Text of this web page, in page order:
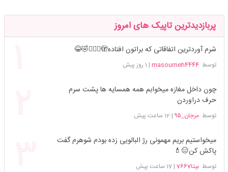
پربازدیدترین تاپیک های امروز
شرم آوردترین اتفاقاتی که براتون افتاده🫣🤦🏻‍♀️🤣😂
توسطmasoumeh4444
| 1 روز پیش
چون داخل مغازه میخوابم همه همسایه ها پشت سرم
حرف دراوردن
توسطمرجان_۹۵ | 12 ساعت پیش
میخواستیم بریم مهمونی رژ البالویی زده بودم شوهرم گفت
پاکش کن😑💄
توسطبیتا7667 |17 ساعت پیش